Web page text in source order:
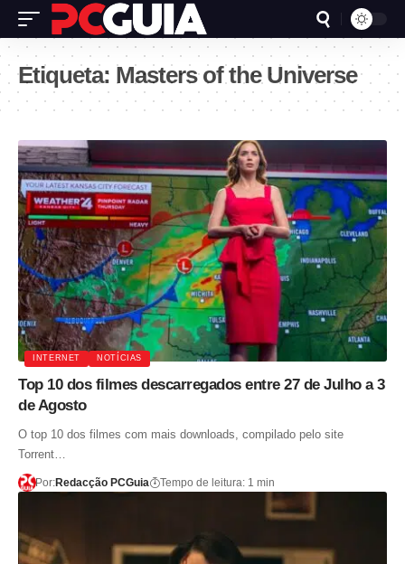
Etiqueta: Masters of the Universe
INTERNET NOTÍCIAS
Top 10 dos filmes descarregados entre 27 de Julho a 3
de Agosto
O top 10 dos filmes com mais downloads, compilado pelo site
Torrent…
Por:Redacção PCGuia Tempo de leitura: 1 min